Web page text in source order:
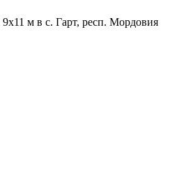
м в с. Гарт, респ. Мордовия